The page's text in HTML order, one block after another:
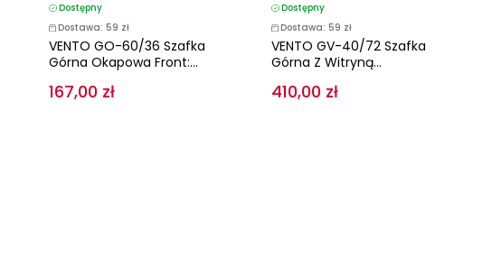
Dostępny
Dostawa: 59 zł
VENTO GO-60/36 Szafka
Górna Okapowa Front:...
167,00 zł
Dostępny
Dostawa: 59 zł
VENTO GV-40/72 Szafka
Górna Z Witryną...
410,00 zł